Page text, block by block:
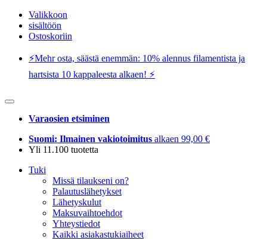
Valikkoon
sisältöön
Ostoskoriin
⚡️Mehr osta, säästä enemmän: 10% alennus filamentista ja
hartsista 10 kappaleesta alkaen! ⚡️
Varaosien etsiminen
Suomi: Ilmainen vakiotoimitus alkaen 99,00 €
Yli 11.100 tuotetta
Tuki
Missä tilaukseni on?
Palautuslähetykset
Lähetyskulut
Maksuvaihtoehdot
Yhteystiedot
Kaikki asiakastukiaiheet